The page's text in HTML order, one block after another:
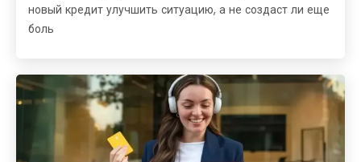
новый кредит улучшить ситуацию, а не создаст ли еще
боль